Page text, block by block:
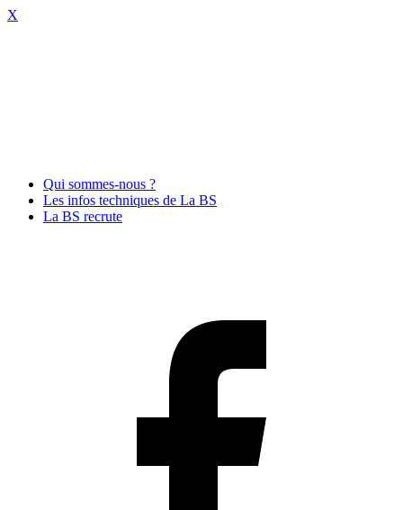
X
Qui sommes-nous ?
Les infos techniques de La BS
La BS recrute